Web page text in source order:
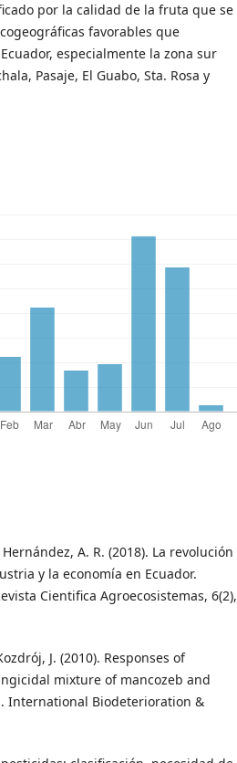
por la calidad de la fruta que se
favorables que
especialmente la zona sur
Pasaje, El Guabo, Sta. Rosa y
A. R. (2018). La revolución
y la economía en Ecuador.
Cientifica Agroecosistemas, 6(2),
J. (2010). Responses of
mixture of mancozeb and
International Biodeterioration &